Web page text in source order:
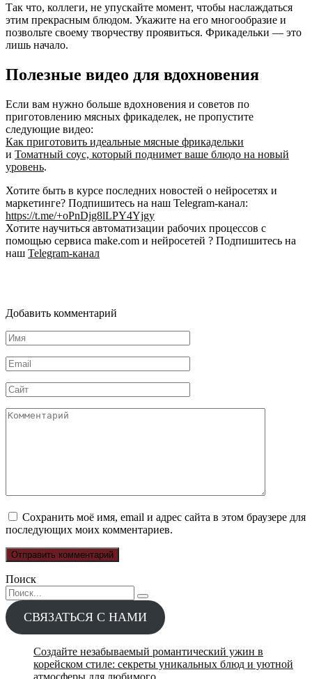
Так что, коллеги, не упускайте момент, чтобы наслаждаться
этим прекрасным блюдом. Укажите на его многообразие и
позвольте своему творчеству проявиться. Фрикадельки — это
лишь начало.
Полезные видео для вдохновения
Если вам нужно больше вдохновения и советов по
приготовлению мясных фрикаделек, не пропустите
следующие видео:
Как приготовить идеальные мясные фрикадельки
и Томатный соус, который поднимет ваше блюдо на новый
уровень.
Хотите быть в курсе последних новостей о нейросетях и
маркетинге? Подпишитесь на наш Telegram-канал:
https://t.me/+oPnDjg8lLPY4Yjgy
Хотите научиться автоматизации рабочих процессов с
помощью сервиса make.com и нейросетей ? Подпишитесь на
наш Telegram-канал
Добавить комментарий
Имя
*
Email
*
Сайт
Комментарий
Сохранить моё имя, email и адрес сайта в этом браузере для
последующих моих комментариев.
Поиск
Search
for:
СВЯЗАТЬСЯ С НАМИ
Создайте незабываемый романтический ужин в
корейском стиле: секреты уникальных блюд и уютной
атмосферы для любимого